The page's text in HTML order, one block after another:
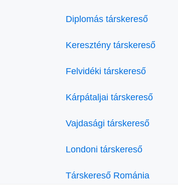
Diplomás társkereső
Keresztény társkereső
Felvidéki társkereső
Kárpátaljai társkereső
Vajdasági társkereső
Londoni társkereső
Társkereső Románia